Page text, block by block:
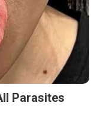
Parasites